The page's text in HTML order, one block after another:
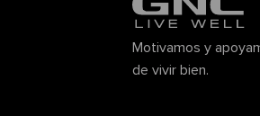
Motivamos y
de vivir bien.